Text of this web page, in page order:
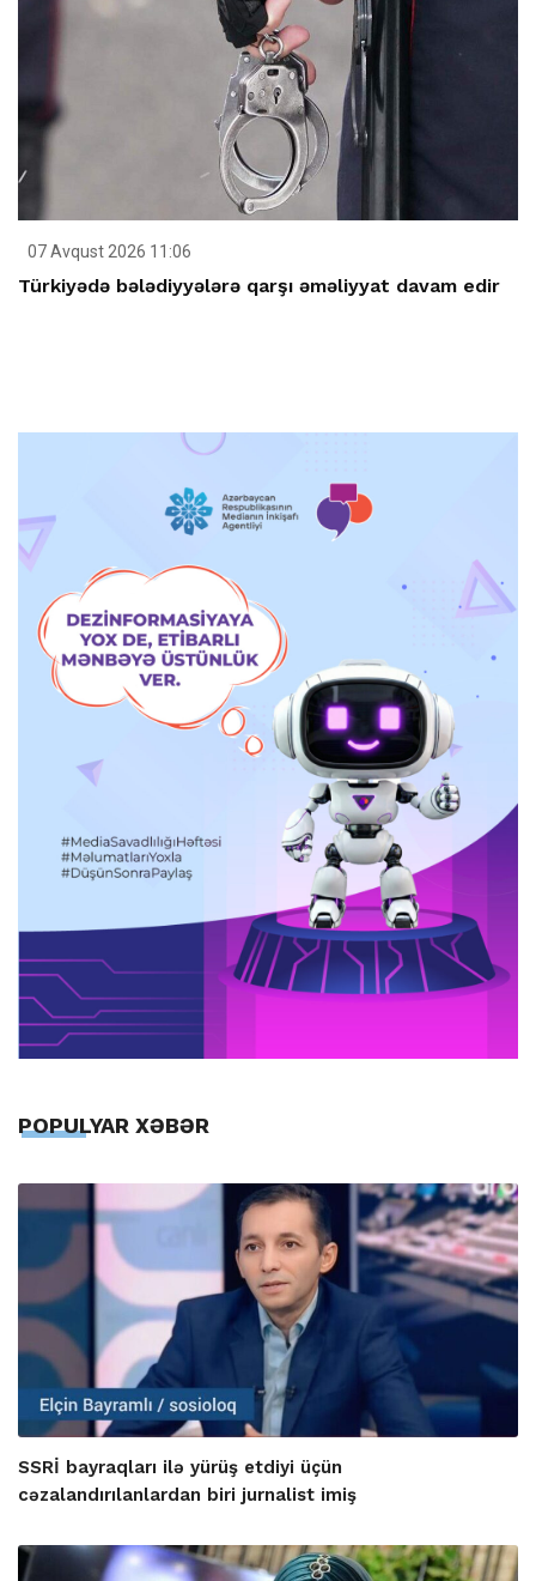
07 Avqust 2026 11:06
Türkiyədə bələdiyyələrə qarşı əməliyyat davam edir
POPULYAR XƏBƏR
SSRİ bayraqları ilə yürüş etdiyi üçün
cəzalandırılanlardan biri jurnalist imiş